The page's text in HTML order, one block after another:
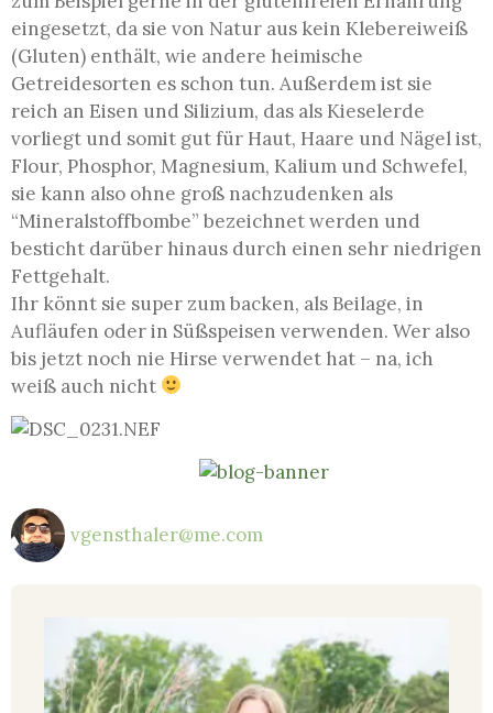
eingesetzt, da sie von Natur aus kein Klebereiweiß
(Gluten) enthält, wie andere heimische
Getreidesorten es schon tun. Außerdem ist sie
reich an Eisen und Silizium, das als Kieselerde
vorliegt und somit gut für Haut, Haare und Nägel ist,
Flour, Phosphor, Magnesium, Kalium und Schwefel,
sie kann also ohne groß nachzudenken als
“Mineralstoffbombe” bezeichnet werden und
besticht darüber hinaus durch einen sehr niedrigen
Fettgehalt.
Ihr könnt sie super zum backen, als Beilage, in
Aufläufen oder in Süßspeisen verwenden. Wer also
bis jetzt noch nie Hirse verwendet hat – na, ich
weiß auch nicht
vgensthaler@me.com